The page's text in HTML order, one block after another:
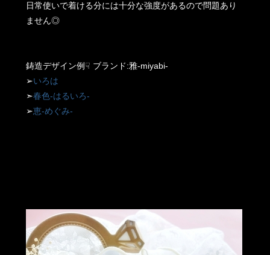
日常使いで着ける分には十分な強度があるので問題あり
ません◎
鋳造デザイン例☟ ブランド:雅-miyabi-
➢いろは
➣春色-はるいろ-
➢恵-めぐみ-